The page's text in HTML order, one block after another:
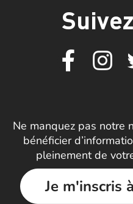
Ne manquez pas notre
bénéficier
pleinement de
Je m'inscris